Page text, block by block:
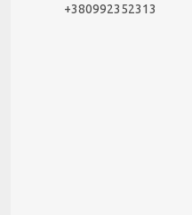
+380992352313